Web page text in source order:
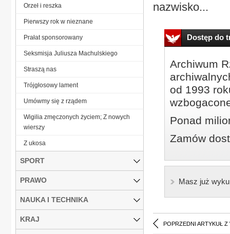
nazwisko...
Dostęp do
Archiwum
od 1993
Ponad
Zamów
Masz już
POPRZEDNI ARTYKUŁ Z
Orzeł i reszka
Pierwszy rok w nieznane
Prałat sponsorowany
Seksmisja Juliusza Machulskiego
Straszą nas
Trójgłosowy lament
Umówmy się z rządem
Wigilia zmęczonych życiem; Z nowych
wierszy
Z ukosa
SPORT
PRAWO
NAUKA I TECHNIKA
KRAJ